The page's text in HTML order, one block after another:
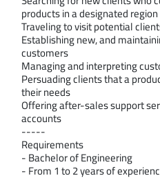
products in a designated region
Traveling to visit potential
Establishing new, and
customers
Managing and interpreting
Persuading clients that a
their needs
Offering after-sales support
accounts
-----
Requirements
- Bachelor of Engineering
- From 1 to 2 years of